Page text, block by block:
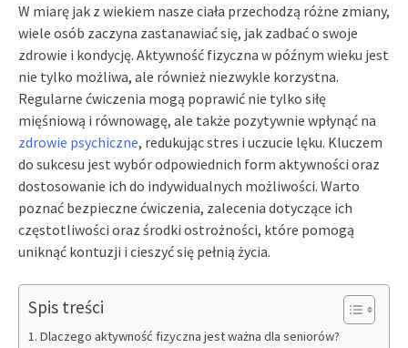
W miarę jak z wiekiem nasze ciała przechodzą różne zmiany,
wiele osób zaczyna zastanawiać się, jak zadbać o swoje
zdrowie i kondycję. Aktywność fizyczna w późnym wieku jest
nie tylko możliwa, ale również niezwykle korzystna.
Regularne ćwiczenia mogą poprawić nie tylko siłę
mięśniową i równowagę, ale także pozytywnie wpłynąć na
zdrowie psychiczne, redukując stres i uczucie lęku. Kluczem
do sukcesu jest wybór odpowiednich form aktywności oraz
dostosowanie ich do indywidualnych możliwości. Warto
poznać bezpieczne ćwiczenia, zalecenia dotyczące ich
częstotliwości oraz środki ostrożności, które pomogą
uniknąć kontuzji i cieszyć się pełnią życia.
Spis treści
Dlaczego aktywność fizyczna jest ważna dla seniorów?